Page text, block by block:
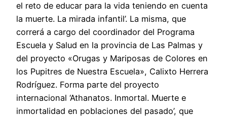
el reto de educar para la vida teniendo en cuenta
la muerte. La mirada infantil’. La misma, que
correrá a cargo del coordinador del Programa
Escuela y Salud en la provincia de Las Palmas y
del proyecto «Orugas y Mariposas de Colores en
los Pupitres de Nuestra Escuela», Calixto Herrera
Rodríguez. Forma parte del proyecto
internacional ‘Athanatos. Inmortal. Muerte e
inmortalidad en poblaciones del pasado’, que